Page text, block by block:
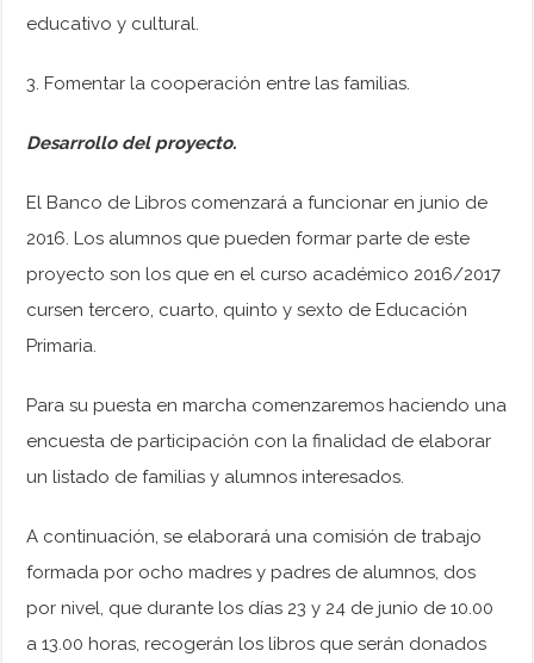
educativo y cultural.
3. Fomentar la cooperación entre las familias.
Desarrollo del proyecto.
El Banco de Libros comenzará a funcionar en junio de
2016. Los alumnos que pueden formar parte de este
proyecto son los que en el curso académico 2016/2017
cursen tercero, cuarto, quinto y sexto de Educación
Primaria.
Para su puesta en marcha comenzaremos haciendo una
encuesta de participación con la finalidad de elaborar
un listado de familias y alumnos interesados.
A continuación, se elaborará una comisión de trabajo
formada por ocho madres y padres de alumnos, dos
por nivel, que durante los días 23 y 24 de junio de 10.00
a 13.00 horas, recogerán los libros que serán donados